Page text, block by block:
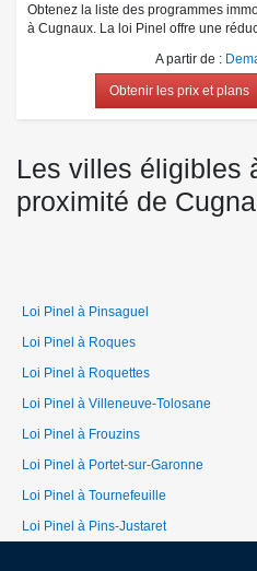
Obtenez la liste des programmes
à Cugnaux. La loi Pinel offre une
A partir de :
Obtenir les prix et plans
Les villes éligibles
proximité de
Loi Pinel à Pinsaguel
Loi Pinel à Roques
Loi Pinel à Roquettes
Loi Pinel à Villeneuve-Tolosane
Loi Pinel à Frouzins
Loi Pinel à Portet-sur-Garonne
Loi Pinel à Tournefeuille
Loi Pinel à Pins-Justaret